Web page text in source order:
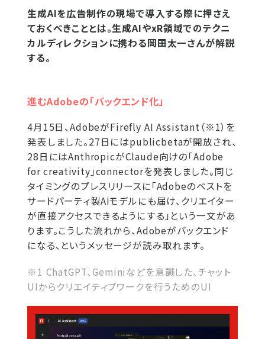
生成AIを広告制作の現場で導入する際に押さえ
ておくべきこととは。生成AIやxR領域でのテクニ
カルディレクションに携わる岡田太一さんが解説
する。
進むAdobeの「バックエンド化」
4月15日、AdobeがFirefly AI Assistant（※1）を
発表しました。27日にはpublicbetaが開放され、
28日にはAnthropicがClaude向けの「Adobe
for creativity」connectorを発表しました。同じ
タイミングのプレスリリースに「Adobeのベストを
サードパーティ製AIモデルにも届け、クリエイター
が直接アクセスできるようにする」という一文があ
ります。こうした流れから、Adobeがバックエンド
になる、というメッセージが読み取れます。
※1 ChatGPT、Geminiなどを意識した、チャット
UIからクリエイティブワークを行うためのUI